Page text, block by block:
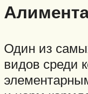
Один из
видов среди